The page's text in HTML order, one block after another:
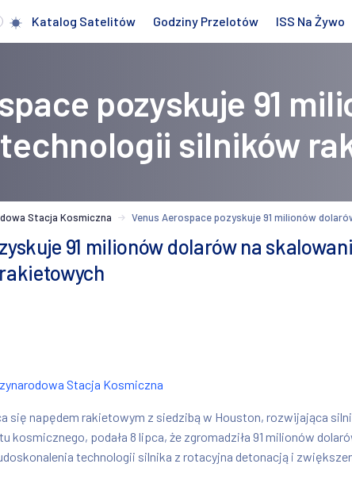
Katalog Satelitów Godziny Przelotów ISS Na Żywo
pozyskuje 91
silników
Stacja Kosmiczna Venus Aerospace pozyskuje 91 milionów
91 milionów dolarów na
Stacja Kosmiczna
się napędem rakietowym z siedzibą w Houston, rozwijająca
podała 8 lipca, że zgromadziła 91 milionów
technologii silnika z rotacyjna detonacją i